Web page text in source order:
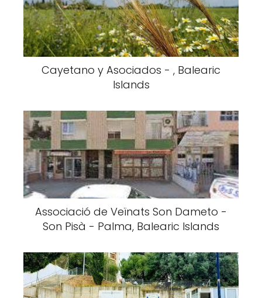
Cayetano y Asociados - , Balearic
Islands
Associació de Veïnats Son Dameto -
Son Pisà - Palma, Balearic Islands